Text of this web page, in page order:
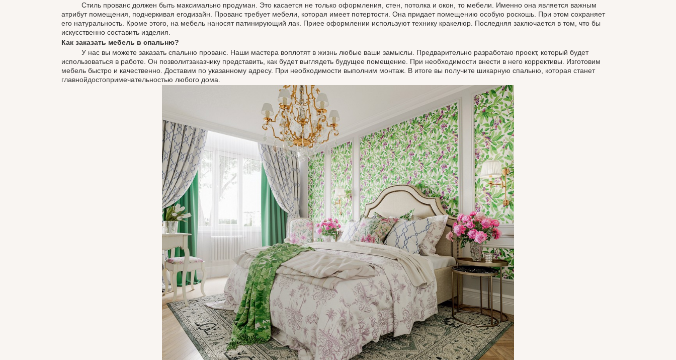
Стиль прованс должен быть максимально продуман. Это касается не только оформления, стен, потолка и окон, то мебели. Именно она является важным
атрибут помещения, подчеркивая егодизайн. Прованс требует мебели, которая имеет потертости. Она придает помещению особую роскошь. При этом сохраняет
его натуральность. Кроме этого, на мебель наносят патинирующий лак. Приее оформлении используют технику кракелюр. Последняя заключается в том, что бы
искусственно составить изделия.
Как заказать мебель в спальню?
У нас вы можете заказать спальню прованс. Наши мастера воплотят в жизнь любые ваши замыслы. Предварительно разработаю проект, который будет
использоваться в работе. Он позволитзаказчику представить, как будет выглядеть будущее помещение. При необходимости внести в него коррективы. Изготовим
мебель быстро и качественно. Доставим по указанному адресу. При необходимости выполним монтаж. В итоге вы получите шикарную спальню, которая станет
главнойдостопримечательностью любого дома.